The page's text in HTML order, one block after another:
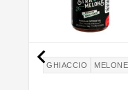
GHIACCIO MELONE
